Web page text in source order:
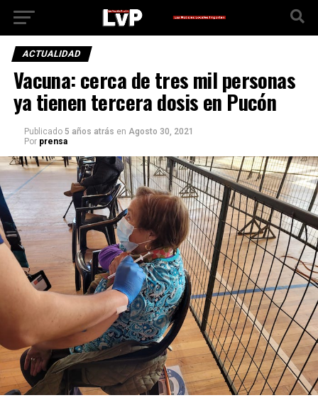
ACTUALIDAD
Vacuna: cerca de tres mil personas
ya tienen tercera dosis en Pucón
Publicado 5 años atrás en Agosto 30, 2021
Por prensa